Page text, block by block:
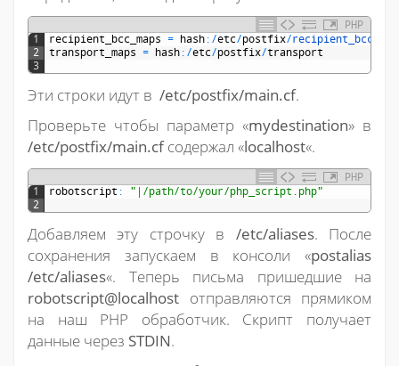
PHP
1
2
3
recipient_bcc_maps = hash : /etc/postfix/recipient_bcc
transport_maps = hash : /etc/postfix/transport
Эти строки идут в /etc/postfix/main.cf.
Проверьте чтобы параметр «mydestination» в
/etc/postfix/main.cfсодержал «localhost«.
PHP
1
2
robotscript : "|/path/to/your/php_script.php"
Добавляем эту строчку в /etc/aliases. После
сохранения запускаем в консоли «postalias
/etc/aliases«. Теперь письма пришедшие на
robotscript@localhost отправляются прямиком
на наш PHP обработчик. Скрипт получает
данные через STDIN.